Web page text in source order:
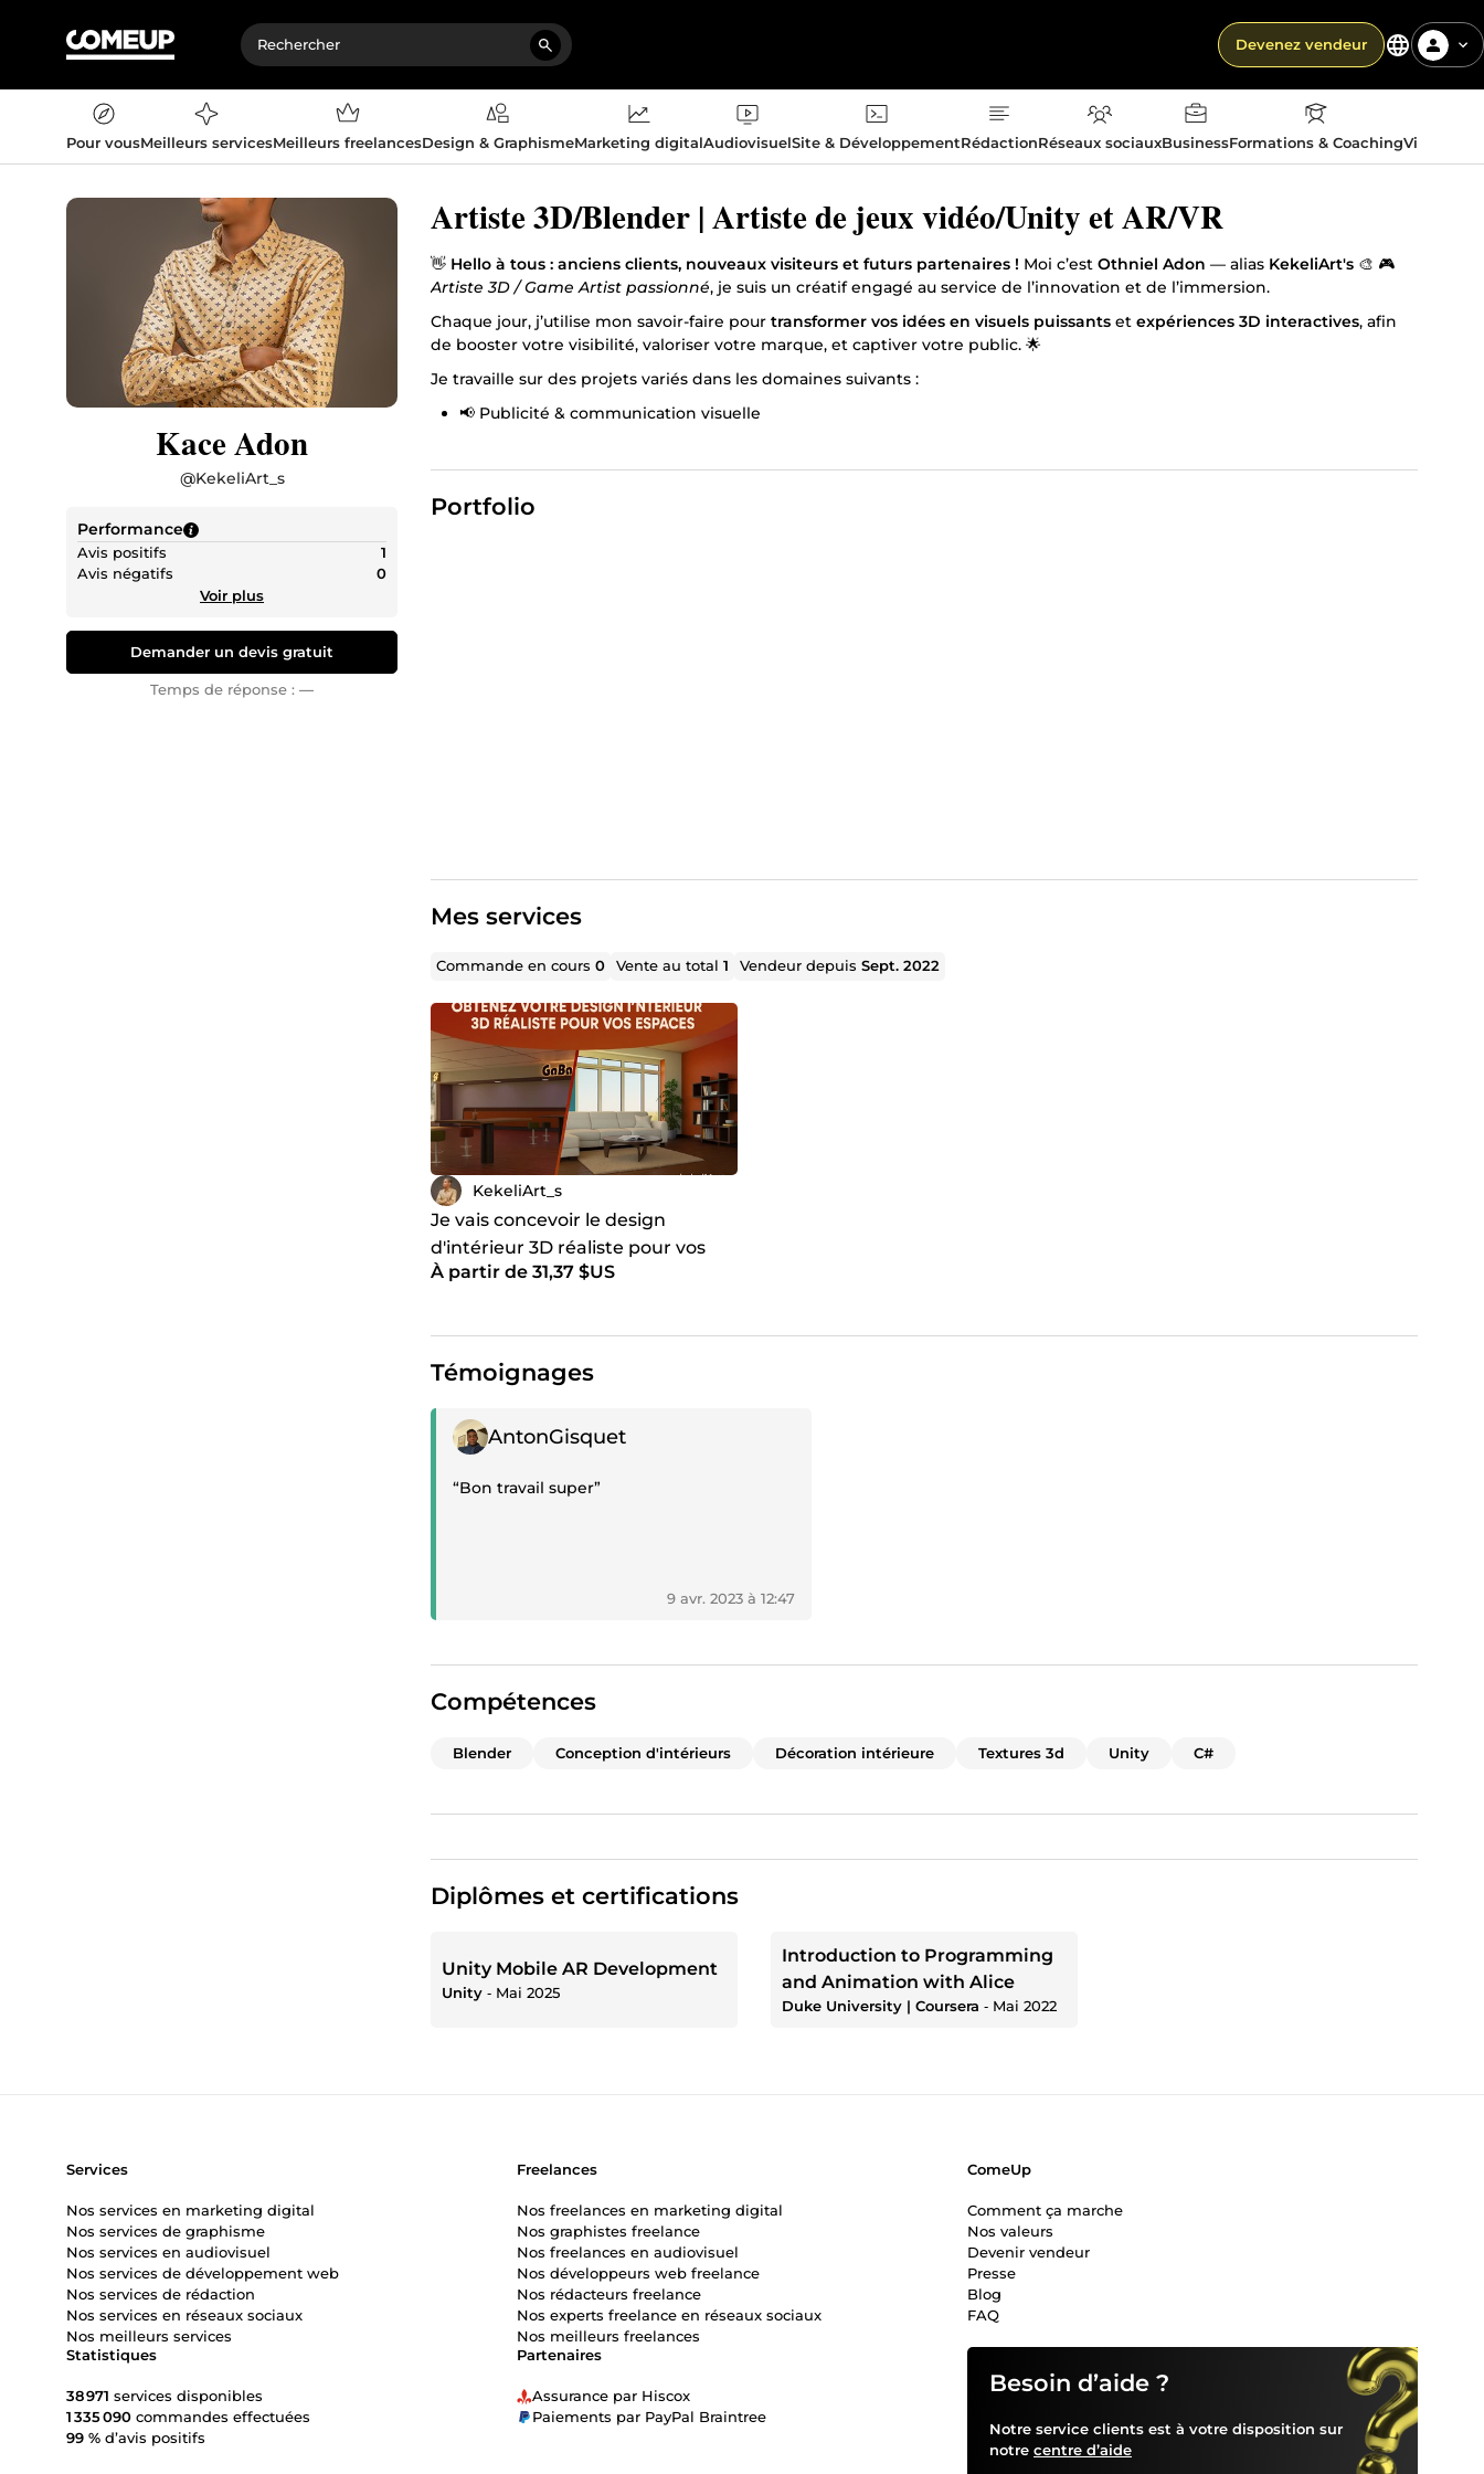
Devenez vendeur
Pour vousMeilleurs servicesMeilleurs freelancesDesign & GraphismeMarketing digitalAudiovisuelSite & DéveloppementRédactionRéseaux sociauxBusinessFormations & CoachingVie
Kace Adon
@KekeliArt_s
Performance
Avis positifs
1
Avis négatifs
0
Voir plus
Demander un devis gratuit
Temps de réponse : —
Artiste 3D/Blender | Artiste de jeux vidéo/Unity et AR/VR
👋 Hello à tous : anciens clients, nouveaux visiteurs et futurs partenaires ! Moi c’est Othniel Adon — alias KekeliArt's 🎨 🎮
Artiste 3D / Game Artist passionné, je suis un créatif engagé au service de l’innovation et de l’immersion.
Chaque jour, j’utilise mon savoir-faire pour transformer vos idées en visuels puissants et expériences 3D interactives, afin
de booster votre visibilité, valoriser votre marque, et captiver votre public. 🌟
Je travaille sur des projets variés dans les domaines suivants :
📢 Publicité & communication visuelle
🏭 Visualisation industrielle
Portfolio
Mes services
Commande en cours0 Vente au total1 Vendeur depuisSept. 2022
KekeliArt_s
Je vais concevoir le design
d'intérieur 3D réaliste pour vos
espaces et Visualisation
À partir de 31,37 $US
Témoignages
Témoignage positif
AntonGisquet
“Bon travail super”
9 avr. 2023 à 12:47
Compétences
Blender Conception d'intérieurs Décoration intérieure Textures 3d Unity C#
Diplômes et certifications
Unity Mobile AR Development
Unity ‐ Mai 2025
Introduction to Programming
and Animation with Alice
Duke University | Coursera ‐ Mai 2022
Besoin d’aide ?
Notre service clients est à votre disposition sur
notre centre d’aide
Partenaires
Assurance par Hiscox
Paiements par PayPal Braintree
Statistiques
38 971 services disponibles
1 335 090 commandes effectuées
99 % d’avis positifs
Services
Nos services en marketing digital
Nos services de graphisme
Nos services en audiovisuel
Nos services de développement web
Nos services de rédaction
Nos services en réseaux sociaux
Nos meilleurs services
Freelances
Nos freelances en marketing digital
Nos graphistes freelance
Nos freelances en audiovisuel
Nos développeurs web freelance
Nos rédacteurs freelance
Nos experts freelance en réseaux sociaux
Nos meilleurs freelances
ComeUp
Comment ça marche
Nos valeurs
Devenir vendeur
Presse
Blog
FAQ